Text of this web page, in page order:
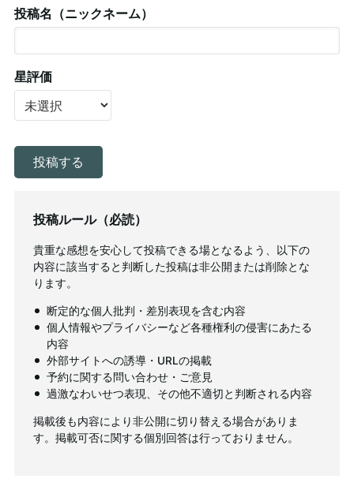
投稿名（ニックネーム）
星評価
投稿ルール（必読）
貴重な感想を安心して投稿できる場となるよう、以下の
内容に該当すると判断した投稿は非公開または削除とな
ります。
断定的な個人批判・差別表現を含む内容
個人情報やプライバシーなど各種権利の侵害にあたる
内容
外部サイトへの誘導・URLの掲載
予約に関する問い合わせ・ご意見
過激なわいせつ表現、その他不適切と判断される内容
掲載後も内容により非公開に切り替える場合がありま
す。掲載可否に関する個別回答は行っておりません。